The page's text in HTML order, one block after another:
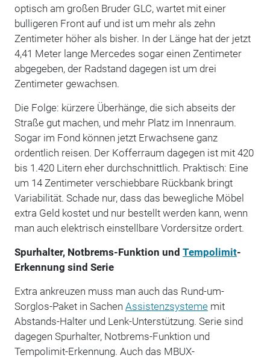
optisch am großen Bruder GLC, wartet mit einer
bulligeren Front auf und ist um mehr als zehn
Zentimeter höher als bisher. In der Länge hat der jetzt
4,41 Meter lange Mercedes sogar einen Zentimeter
abgegeben, der Radstand dagegen ist um drei
Zentimeter gewachsen.
Die Folge: kürzere Überhänge, die sich abseits der
Straße gut machen, und mehr Platz im Innenraum.
Sogar im Fond können jetzt Erwachsene ganz
ordentlich reisen. Der Kofferraum dagegen ist mit 420
bis 1.420 Litern eher durchschnittlich. Praktisch: Eine
um 14 Zentimeter verschiebbare Rückbank bringt
Variabilität. Schade nur, dass das bewegliche Möbel
extra Geld kostet und nur bestellt werden kann, wenn
man auch elektrisch einstellbare Vordersitze ordert.
Spurhalter, Notbrems-Funktion und Tempolimit-
Erkennung sind Serie
Extra ankreuzen muss man auch das Rund-um-
Sorglos-Paket in Sachen Assistenzsystememit
Abstands-Halter und Lenk-Unterstützung. Serie sind
dagegen Spurhalter, Notbrems-Funktion und
Tempolimit-Erkennung. Auch das MBUX-